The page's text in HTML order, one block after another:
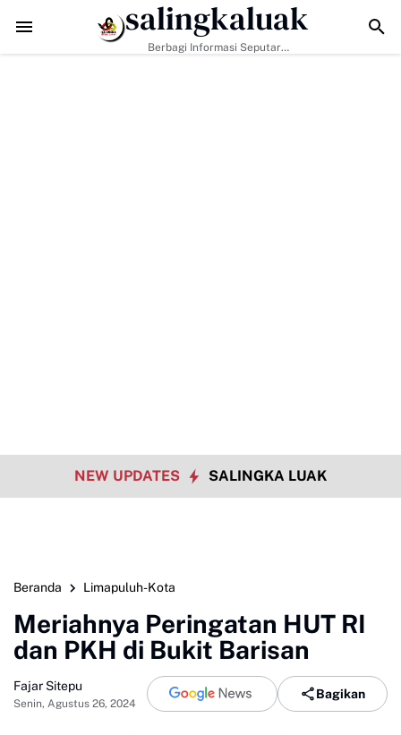
Data Sosial Jadi Kunci, Hj. Aida Dorong Nagari Aktif Pastikan
salingkaluak
Berbagi Informasi Seputar
NEW UPDATES SALINGKA LUAK
Beranda Limapuluh-Kota
Meriahnya Peringatan HUT RI
dan PKH di Bukit Barisan
Fajar Sitepu
Senin, Agustus 26, 2024
Bagikan